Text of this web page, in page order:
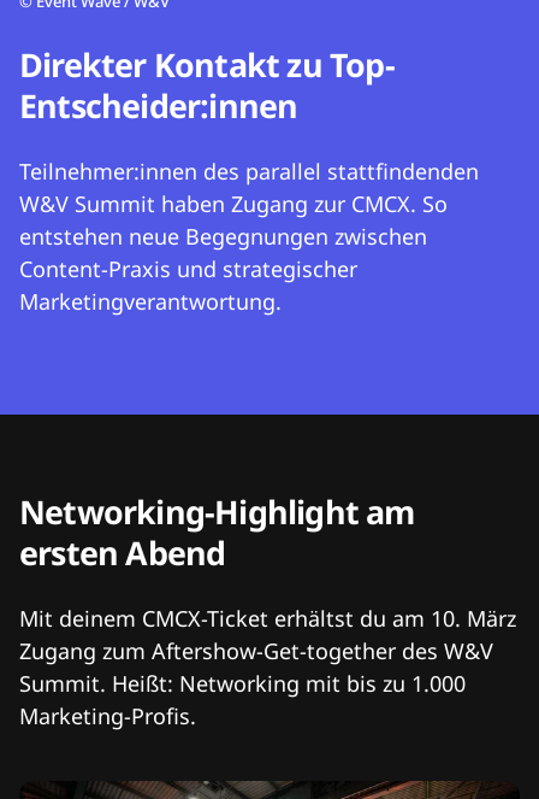
Direkter Kontakt zu Top-
Entscheider:innen
Teilnehmer:innen des parallel stattfindenden
W&V Summit haben Zugang zur CMCX. So
entstehen neue Begegnungen zwischen
Content-Praxis und strategischer
Marketingverantwortung.
Networking-Highlight am
ersten Abend
Mit deinem CMCX-Ticket erhältst du am 10. März
Zugang zum Aftershow-Get-together des W&V
Summit. Heißt: Networking mit bis zu 1.000
Marketing-Profis.